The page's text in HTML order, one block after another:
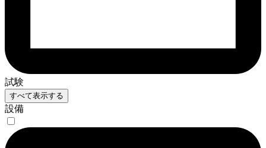
試験
すべて表示する
設備